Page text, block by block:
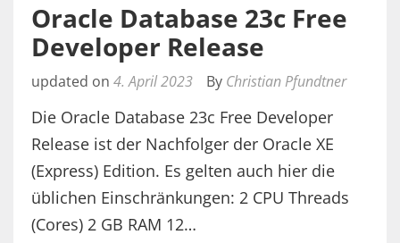
Oracle Database 23c Free
Developer Release
updated on 4. April 2023 By Christian Pfundtner
Die Oracle Database 23c Free Developer
Release ist der Nachfolger der Oracle XE
(Express) Edition. Es gelten auch hier die
üblichen Einschränkungen: 2 CPU Threads
(Cores) 2 GB RAM 12…